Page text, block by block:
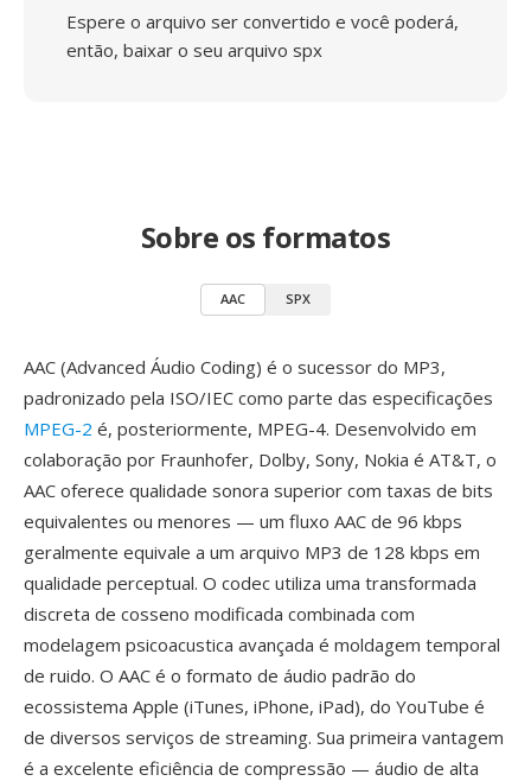
Espere o arquivo ser convertido e você poderá,
então, baixar o seu arquivo spx
Sobre os formatos
AAC SPX
AAC (Advanced Áudio Coding) é o sucessor do MP3,
padronizado pela ISO/IEC como parte das especificações
MPEG-2 é, posteriormente, MPEG-4. Desenvolvido em
colaboração por Fraunhofer, Dolby, Sony, Nokia é AT&T, o
AAC oferece qualidade sonora superior com taxas de bits
equivalentes ou menores — um fluxo AAC de 96 kbps
geralmente equivale a um arquivo MP3 de 128 kbps em
qualidade perceptual. O codec utiliza uma transformada
discreta de cosseno modificada combinada com
modelagem psicoacustica avançada é moldagem temporal
de ruido. O AAC é o formato de áudio padrão do
ecossistema Apple (iTunes, iPhone, iPad), do YouTube é
de diversos serviços de streaming. Sua primeira vantagem
é a excelente eficiência de compressão — áudio de alta